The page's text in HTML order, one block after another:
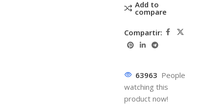
Add to
compare
Compartir:
63963 People
watching this
product now!